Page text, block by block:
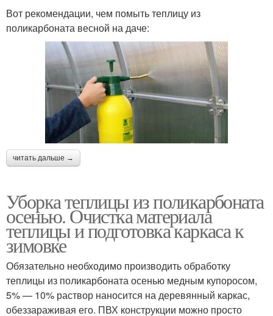
Вот рекомендации, чем помыть теплицу из
поликарбоната весной на даче:
читать дальше →
Уборка теплицы из поликарбоната
осенью. Очистка материала
теплицы и подготовка каркаса к
зимовке
Обязательно необходимо производить обработку
теплицы из поликарбоната осенью медным купоросом,
5% — 10% раствор наносится на деревянный каркас,
обеззараживая его. ПВХ конструкции можно просто